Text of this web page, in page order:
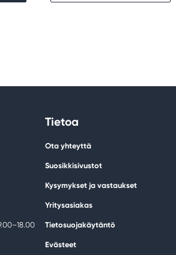
Tietoa
Ota yhteyttä
Suosikkisivustot
Kysymykset ja vastaukset
Yritysasiakas
Tietosuojakäytäntö
Evästeet